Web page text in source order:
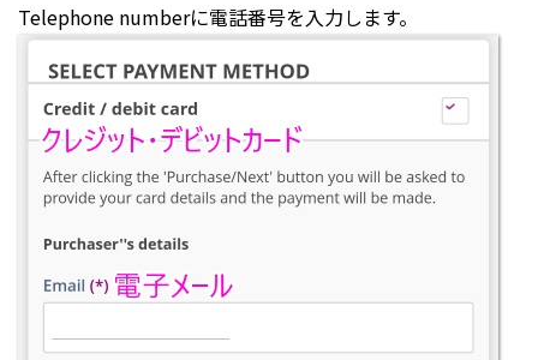
Telephone numberに電話番号を入力します。